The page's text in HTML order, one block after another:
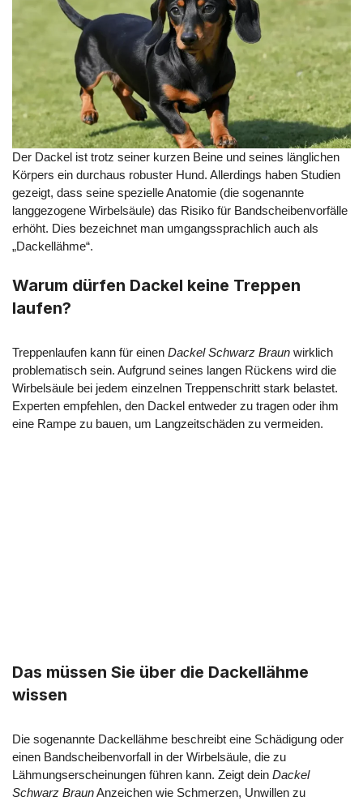
Der Dackel ist trotz seiner kurzen Beine und seines länglichen
Körpers ein durchaus robuster Hund. Allerdings haben Studien
gezeigt, dass seine spezielle Anatomie (die sogenannte
langgezogene Wirbelsäule) das Risiko für Bandscheibenvorfälle
erhöht. Dies bezeichnet man umgangssprachlich auch als
„Dackellähme“.
Warum dürfen Dackel keine Treppen
laufen?
Treppenlaufen kann für einen Dackel Schwarz Braun wirklich
problematisch sein. Aufgrund seines langen Rückens wird die
Wirbelsäule bei jedem einzelnen Treppenschritt stark belastet.
Experten empfehlen, den Dackel entweder zu tragen oder ihm
eine Rampe zu bauen, um Langzeitschäden zu vermeiden.
Das müssen Sie über die Dackellähme
wissen
Die sogenannte Dackellähme beschreibt eine Schädigung oder
einen Bandscheibenvorfall in der Wirbelsäule, die zu
Lähmungserscheinungen führen kann. Zeigt dein Dackel
Schwarz BraunAnzeichen wie Schmerzen, Unwillen zu